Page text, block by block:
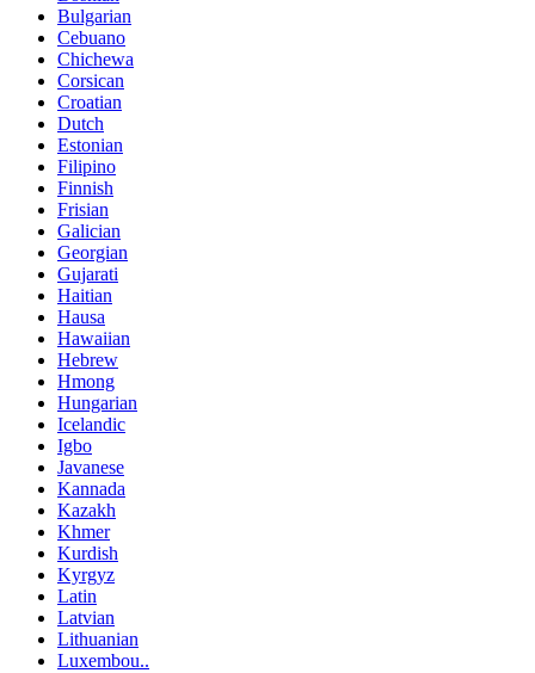
Bulgarian
Cebuano
Chichewa
Corsican
Croatian
Dutch
Estonian
Filipino
Finnish
Frisian
Galician
Georgian
Gujarati
Haitian
Hausa
Hawaiian
Hebrew
Hmong
Hungarian
Icelandic
Igbo
Javanese
Kannada
Kazakh
Khmer
Kurdish
Kyrgyz
Latin
Latvian
Lithuanian
Luxembou..